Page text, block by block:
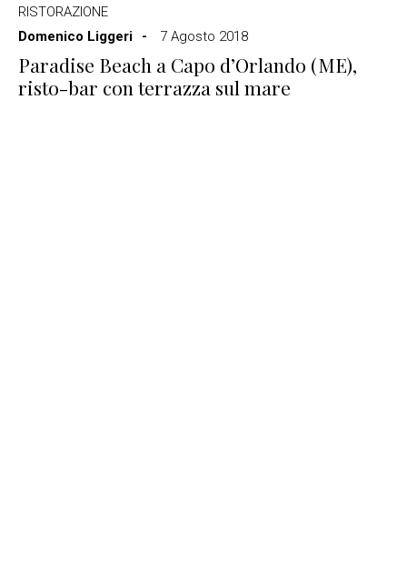
RISTORAZIONE
Domenico Liggeri
7 Agosto 2018
Paradise Beach a Capo d’Orlando (ME),
risto-bar con terrazza sul mare